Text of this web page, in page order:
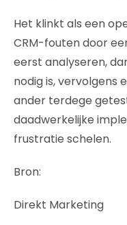
Het klinkt als een
CRM-fouten door
eerst analyseren,
nodig is, vervolgens
ander terdege
daadwerkelijke
frustratie schelen.
Bron:
Direkt Marketing